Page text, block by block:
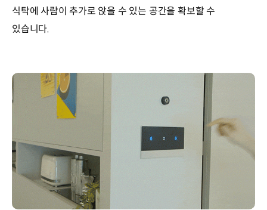
식탁에 사람이 추가로 앉을 수 있는 공간을 확보할 수
있습니다.